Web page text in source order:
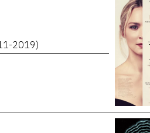
2019)